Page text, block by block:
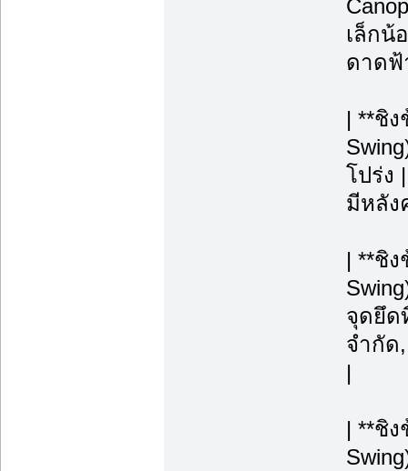
เล็กน้
ดาดฟ้
| **ชิ
โปร่ง
มีหลัง
| **ชิ
จุดยึด
จำกัด
|
| **ชิง